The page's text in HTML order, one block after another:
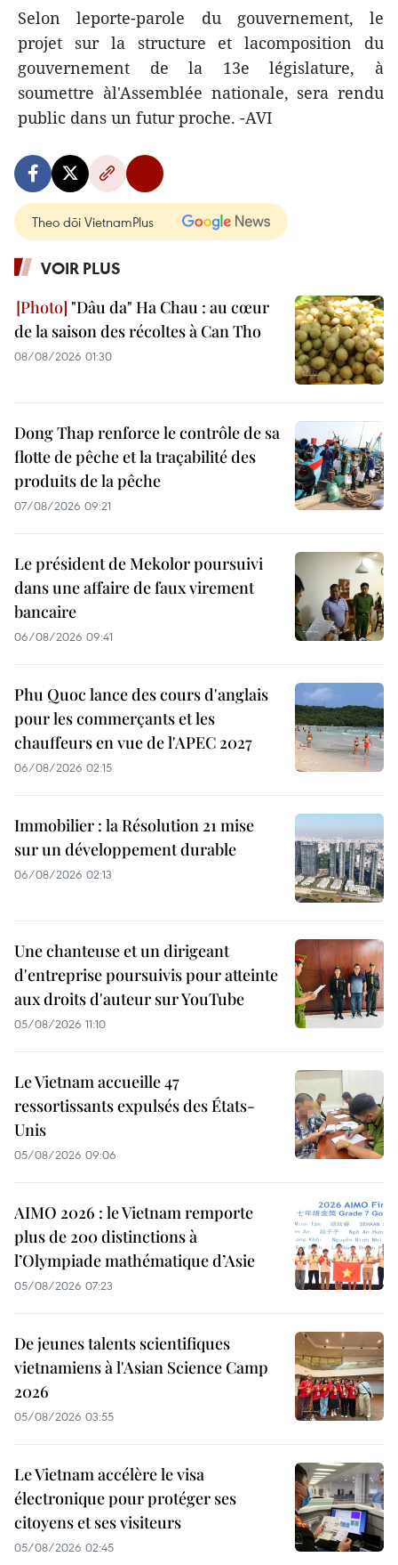
Selon leporte-parole du gouvernement, le
projet sur la structure et lacomposition du
gouvernement de la 13e législature, à
soumettre àl'Assemblée nationale, sera rendu
public dans un futur proche. -AVI
Theo dõi VietnamPlus
VOIR PLUS
"Dâu da" Ha Chau : au cœur
de la saison des récoltes à Can Tho
08/08/2026 01:30
Dong Thap renforce le contrôle de sa
flotte de pêche et la traçabilité des
produits de la pêche
07/08/2026 09:21
Le président de Mekolor poursuivi
dans une affaire de faux virement
bancaire
06/08/2026 09:41
Phu Quoc lance des cours d'anglais
pour les commerçants et les
chauffeurs en vue de l'APEC 2027
06/08/2026 02:15
Immobilier : la Résolution 21 mise
sur un développement durable
06/08/2026 02:13
Une chanteuse et un dirigeant
d'entreprise poursuivis pour atteinte
aux droits d'auteur sur YouTube
05/08/2026 11:10
Le Vietnam accueille 47
ressortissants expulsés des États-
Unis
05/08/2026 09:06
AIMO 2026 : le Vietnam remporte
plus de 200 distinctions à
l’Olympiade mathématique d’Asie
05/08/2026 07:23
De jeunes talents scientifiques
vietnamiens à l'Asian Science Camp
2026
05/08/2026 03:55
Le Vietnam accélère le visa
électronique pour protéger ses
citoyens et ses visiteurs
05/08/2026 02:45